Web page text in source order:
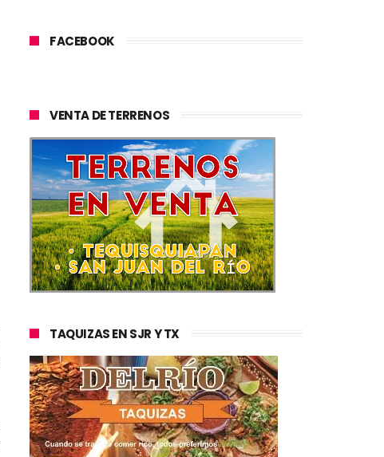
FACEBOOK
VENTA DE TERRENOS
TAQUIZAS EN SJR Y TX